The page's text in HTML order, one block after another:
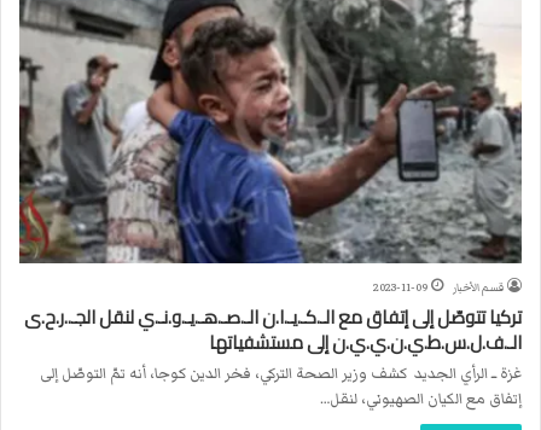
قسم الأخبار 2023-11-09
تركيا تتوصّل إلى إتفاق مع الـ.كـ.يـ.ا.ن الـ.صـ.هـ.يـ.و.نـ.ي لنقل الجـ..ر.ح.ى
الـ.ف.ل.س.ط.ي.ن.ي.ي.ن إلى مستشفياتها
غزة ــ الرأي الجديد كشف وزير الصحة التركي، فخر الدين كوجا، أنه تمّ التوصّل إلى
إتفاق مع الكيان الصهيوني، لنقل…